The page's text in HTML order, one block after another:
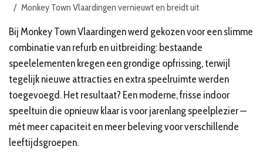
Monkey Town Vlaardingen vernieuwt en breidt uit
Bij Monkey Town Vlaardingen werd gekozen voor een slimme
combinatie van refurb en uitbreiding: bestaande
speelelementen kregen een grondige opfrissing, terwijl
tegelijk nieuwe attracties en extra speelruimte werden
toegevoegd. Het resultaat? Een moderne, frisse indoor
speeltuin die opnieuw klaar is voor jarenlang speelplezier —
mét meer capaciteit en meer beleving voor verschillende
leeftijdsgroepen.